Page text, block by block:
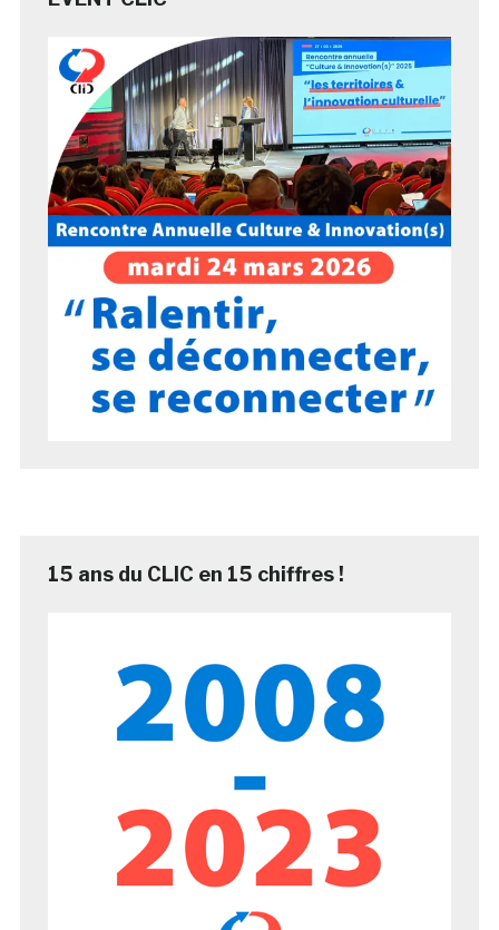
15 ans du CLIC en 15 chiffres !